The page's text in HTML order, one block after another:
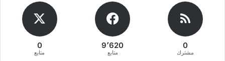
0
مشترك
9٬620
متابع
0
متابع